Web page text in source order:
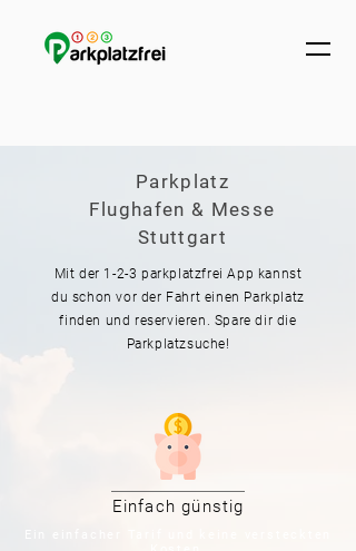
Parkplatz
Flughafen & Messe
Stuttgart
Mit der 1-2-3 parkplatzfrei App kannst
du schon vor der Fahrt einen Parkplatz
finden und reservieren. Spare dir die
Parkplatzsuche!
Einfach günstig